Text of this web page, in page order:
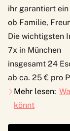
ihr garantiert ein
ob Familie,
Die wichtigsten
7x in München
insgesamt 24
ab ca. 25 € pro
Mehr lesen:
könnt